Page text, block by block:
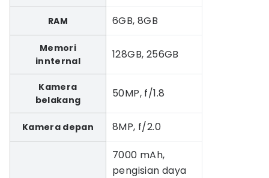
RAM 6GB, 8GB
Memori
innternal
128GB, 256GB
Kamera
belakang
50MP, f/1.8
Kamera depan 8MP, f/2.0
7000 mAh,
pengisian daya